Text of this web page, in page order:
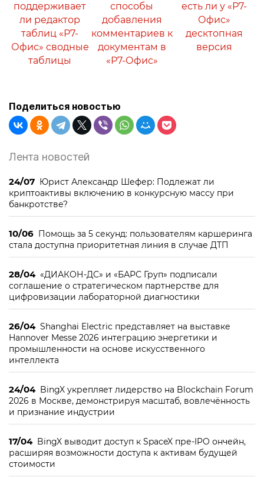
поддерживает
ли редактор
таблиц «Р7-
Офис» сводные
таблицы
способы
добавления
комментариев к
документам в
«Р7-Офис»
есть ли у «Р7-
Офис»
десктопная
версия
Поделиться новостью
Лента новостей
24/07 Юрист Александр Шефер: Подлежат ли
криптоактивы включению в конкурсную массу при
банкротстве?
10/06 Помощь за 5 секунд: пользователям каршеринга
стала доступна приоритетная линия в случае ДТП
28/04 «ДИАКОН-ДС» и «БАРС Груп» подписали
соглашение о стратегическом партнерстве для
цифровизации лабораторной диагностики
26/04 Shanghai Electric представляет на выставке
Hannover Messe 2026 интеграцию энергетики и
промышленности на основе искусственного
интеллекта
24/04 BingX укрепляет лидерство на Blockchain Forum
2026 в Москве, демонстрируя масштаб, вовлечённость
и признание индустрии
17/04 BingX выводит доступ к SpaceX пре-IPO ончейн,
расширяя возможности доступа к активам будущей
стоимости